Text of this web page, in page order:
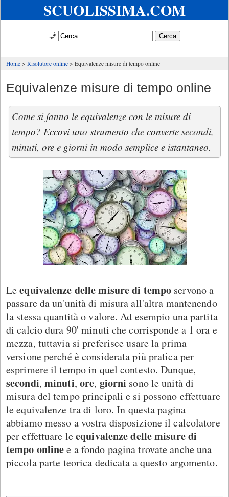
SCUOLISSIMA.COM
🧞
Home Risolutore online Equivalenze misure di tempo online
Equivalenze misure di tempo online
Come si fanno le equivalenze con le misure di
tempo? Eccovi uno strumento che converte secondi,
minuti, ore e giorni in modo semplice e istantaneo.
Leequivalenze delle misure di tempo servono a
passare da un'unità di misura all'altra mantenendo
la stessa quantità o valore. Ad esempio una partita
di calcio dura 90' minuti che corrisponde a 1 ora e
mezza, tuttavia si preferisce usare la prima
versione perché è considerata più pratica per
esprimere il tempo in quel contesto. Dunque,
secondi,minuti, ore, giorni sono le unità di
misura del tempo principali e si possono effettuare
le equivalenze tra di loro. In questa pagina
abbiamo messo a vostra disposizione il calcolatore
per effettuare leequivalenze delle misure di
tempo onlinee a fondo pagina trovate anche una
piccola parte teorica dedicata a questo argomento.